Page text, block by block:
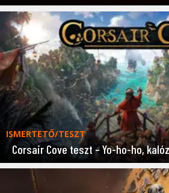
ISMERTETŐ/TESZT
Corsair Cove teszt – Yo-ho-ho,